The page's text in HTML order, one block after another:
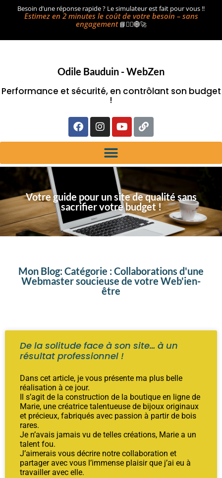
Besoin d’une réponse rapide ? Le simulateur est fait pour vous !!
Estimez en 2 minutes le coût de votre besoin – sans
engagement📘🧘‍♀️🌐🚀
Odile Bauduin - WebZen
Performance et sécurité, en contrôlant son budget
!
Votre guide pour un site de qualité sans
sacrifier votre budget !
Mon Blog: Catégorie : Collaborations d'une
Webmaster soucieuse de votre Web'ien-
être
De la solitude face à son site… à un
résultat professionnel !
Dans cet article, je vous présente ma plus belle
réalisation à ce jour.
Il s’agit de la construction de la boutique en ligne de
Marie, une créatrice talentueuse de bijoux originaux
et précieux, fabriqués avec passion à partir de bois
rares.
Je n’avais jamais vu de telles créations, Marie a un
talent fou.
J’aimerais vous décrire notre collaboration et
partager avec vous l’immense plaisir que j’ai eu à
travailler avec elle.